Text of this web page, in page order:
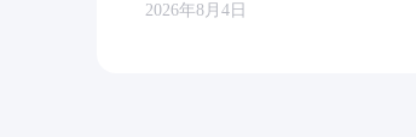
2026年8月4日